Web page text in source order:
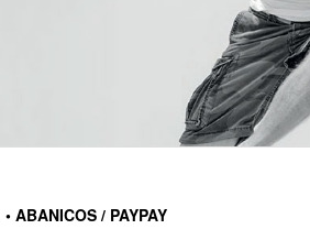
• ABANICOS / PAYPAY